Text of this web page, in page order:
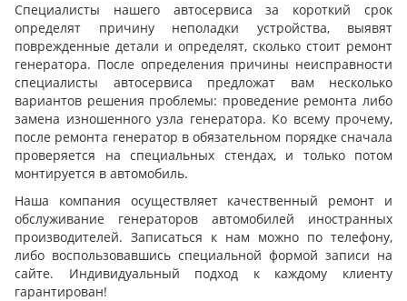
Специалисты нашего автосервиса за короткий срок
определят причину неполадки устройства, выявят
поврежденные детали и определят, сколько стоит ремонт
генератора. После определения причины неисправности
специалисты автосервиса предложат вам несколько
вариантов решения проблемы: проведение ремонта либо
замена изношенного узла генератора. Ко всему прочему,
после ремонта генератор в обязательном порядке сначала
проверяется на специальных стендах, и только потом
монтируется в автомобиль.
Наша компания осуществляет качественный ремонт и
обслуживание генераторов автомобилей иностранных
производителей. Записаться к нам можно по телефону,
либо воспользовавшись специальной формой записи на
сайте. Индивидуальный подход к каждому клиенту
гарантирован!